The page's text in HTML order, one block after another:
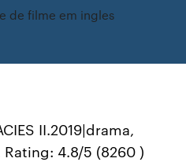
de filme em ingles
II.2019|drama,
Rating: 4.8/5 (8260 )